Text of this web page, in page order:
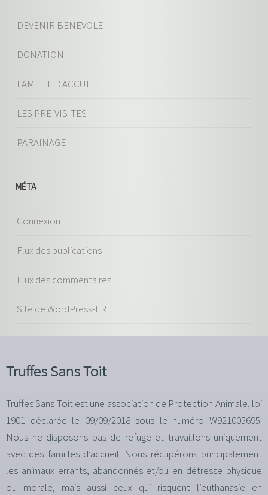
DEVENIR BENEVOLE
DONATION
FAMILLE D'ACCUEIL
LES PRE-VISITES
PARAINAGE
MÉTA
Connexion
Flux des publications
Flux des commentaires
Site de WordPress-FR
Truffes Sans Toit
Truffes Sans Toit est une association de Protection Animale, loi
1901 déclarée le 09/09/2018 sous le numéro W921005695.
Nous ne disposons pas de refuge et travaillons uniquement
avec des familles d’accueil. Nous récupérons principalement
les animaux errants, abandonnés et/ou en détresse physique
ou morale, mais aussi ceux qui risquent l’euthanasie en